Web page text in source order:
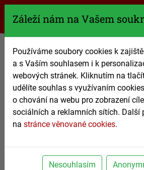
770 61 61
v areálu Na
Praha 7 –
770 61 61 61
nezávazná
Záleží nám na Vašem
Používáme soubory cookies k
a s Vaším souhlasem i k
webových stránek. Kliknutím na
udělíte souhlas s využívaním
o chování na webu pro zobrazení
sociálních a reklamních sítích. Další
na stránce věnované cookies.
Nesouhlasím